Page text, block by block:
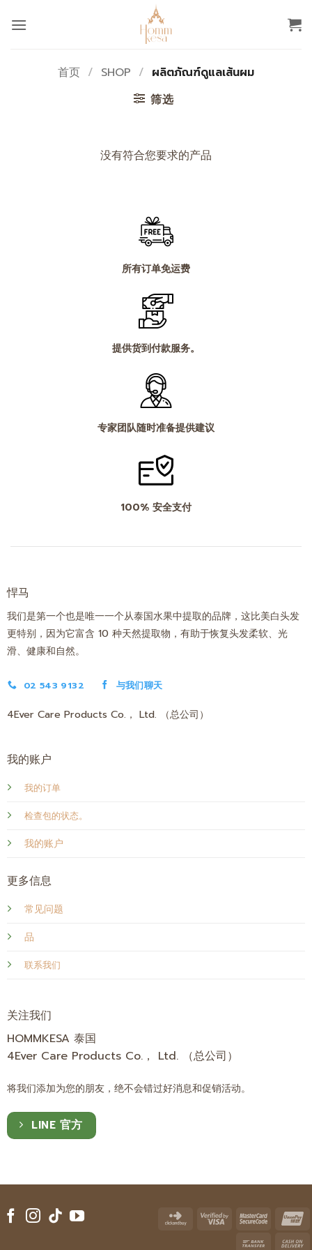
首页 / SHOP / ผลิตภัณฑ์ดูแลเส้นผม
筛选
没有符合您要求的产品
所有订单免运费
提供货到付款服务。
专家团队随时准备提供建议
100% 安全支付
悍马
我们是第一个也是唯一一个从泰国水果中提取的品牌，这比美白头发
更特别，因为它富含 10 种天然提取物，有助于恢复头发柔软、光
滑、健康和自然。
02 543 9132 与我们聊天
4Ever Care Products Co.， Ltd. （总公司）
我的账户
我的订单
检查包的状态。
我的账户
更多信息
常见问题
品
联系我们
关注我们
HOMMKESA 泰国
4Ever Care Products Co.， Ltd. （总公司）
将我们添加为您的朋友，绝不会错过好消息和促销活动。
LINE 官方
Click
Visa
Bank